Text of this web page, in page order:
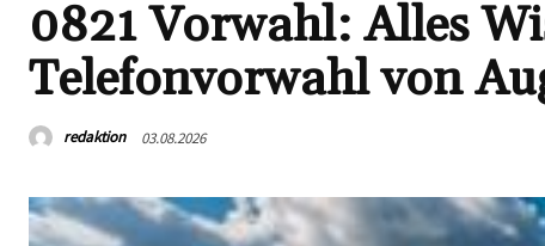
0821 Vorwahl: Alles
Telefonvorwahl von
redaktion 03.08.2026